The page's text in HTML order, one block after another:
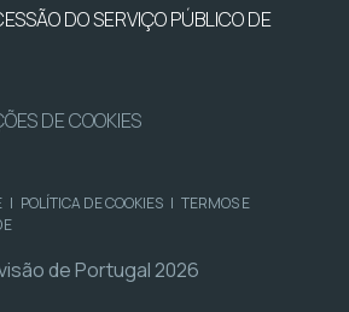
DO SERVIÇO PÚBLICO DE
DE COOKIES
| POLÍTICA DE COOKIES | TERMOS E
de Portugal 2026